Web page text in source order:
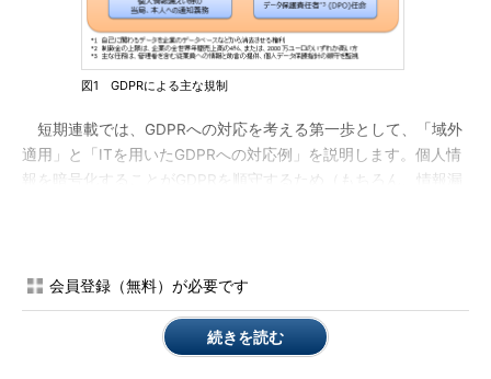
図1 GDPRによる主な規制
短期連載では、GDPRへの対応を考える第一歩として、「域外
適用」と「ITを用いたGDPRへの対応例」を説明します。個人情
報を暗号化することがGDPRを順守するため（もちろん、情報漏
「域外適用」――日本企業もGDPRの規制を逃れられない
GDPRのそもそもの目的は、市民の個人情報保護にあります。
例えば「忘れられる権利」（自己に関わるデータを企業のデータ
会員登録（無料）が必要です
続きを読む